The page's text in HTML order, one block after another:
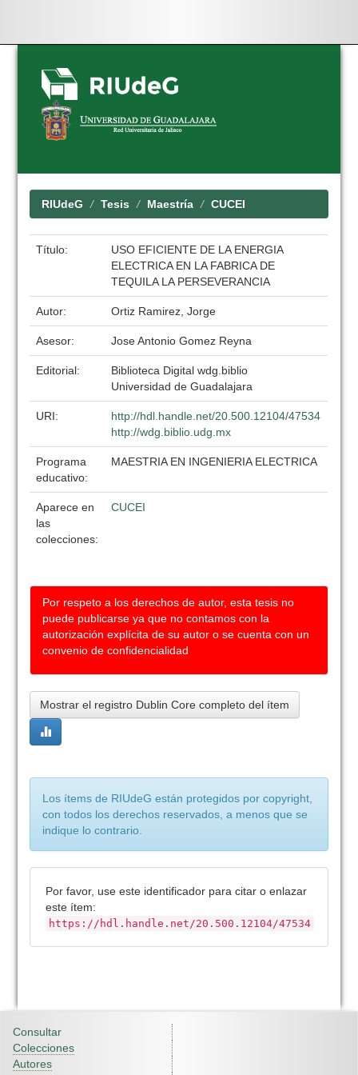
Skip
navigation
RIUdeG Tesis Maestría CUCEI
Título:
USO EFICIENTE DE LA ENERGIA
ELECTRICA EN LA FABRICA DE
TEQUILA LA PERSEVERANCIA
Autor: Ortiz Ramirez, Jorge
Asesor: Jose Antonio Gomez Reyna
Editorial:
Biblioteca Digital wdg.biblio
Universidad de Guadalajara
URI:
http://hdl.handle.net/20.500.12104/47534
http://wdg.biblio.udg.mx
Programa
educativo:
MAESTRIA EN INGENIERIA ELECTRICA
Aparece en
las
colecciones:
CUCEI
Por respeto a los derechos de autor, esta tesis no
puede publicarse ya que no contamos con la
autorización explícita de su autor o se cuenta con un
convenio de confidencialidad
Mostrar el registro Dublin Core completo del ítem
Los ítems de RIUdeG están protegidos por copyright,
con todos los derechos reservados, a menos que se
indique lo contrario.
Por favor, use este identificador para citar o enlazar
este ítem:
https://hdl.handle.net/20.500.12104/47534
Consultar
Colecciones
Autores